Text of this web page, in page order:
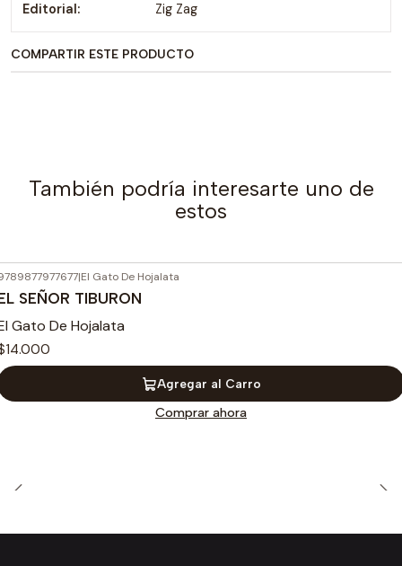
Editorial: Zig Zag
COMPARTIR ESTE PRODUCTO
También podría interesarte uno de
estos
|El Gato De Hojalata
SEÑOR TIBURON
Gato De Hojalata
Agregar al Carro
Comprar ahora